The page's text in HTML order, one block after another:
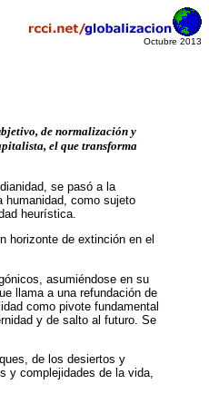
Octubre 2013
de normalización y
el que transforma
se pasó a la
humanidad, como sujeto
heurística.
horizonte de extinción en el
asumiéndose en su
llama a una refundación de
como pivote fundamental
y de salto al futuro. Se
de los desiertos y
y complejidades de la vida,